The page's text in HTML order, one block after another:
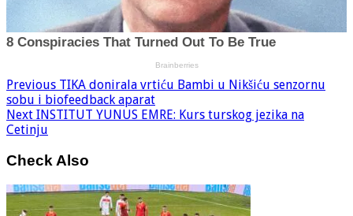
Previous TIKA donirala vrtiću Bambi u Nikšiću senzornu
sobu i biofeedback aparat
Next INSTITUT YUNUS EMRE: Kurs turskog jezika na
Cetinju
Check Also